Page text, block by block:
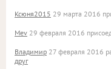
Ксюня2015 29 марта 2016
Mev 29 февраля 2016
Владимир 27 февраля 2016
друг